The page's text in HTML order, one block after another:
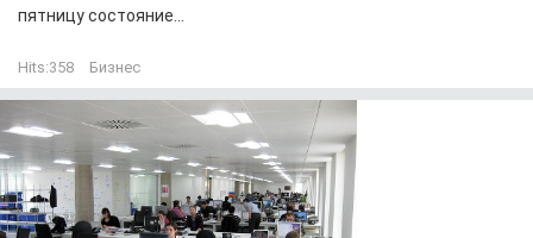
пятницу состояние...
Hits:358 Бизнес